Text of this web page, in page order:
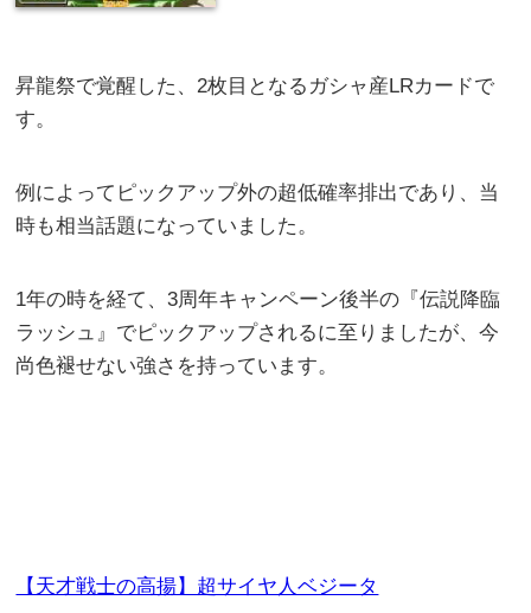
昇龍祭で覚醒した、2枚目となるガシャ産LRカードで
す。
例によってピックアップ外の超低確率排出であり、当
時も相当話題になっていました。
1年の時を経て、3周年キャンペーン後半の『伝説降臨
ラッシュ』でピックアップされるに至りましたが、今
尚色褪せない強さを持っています。
【天才戦士の高揚】超サイヤ人ベジータ